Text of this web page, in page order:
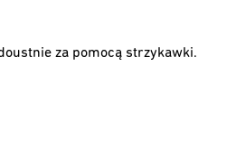
za pomocą strzykawki.